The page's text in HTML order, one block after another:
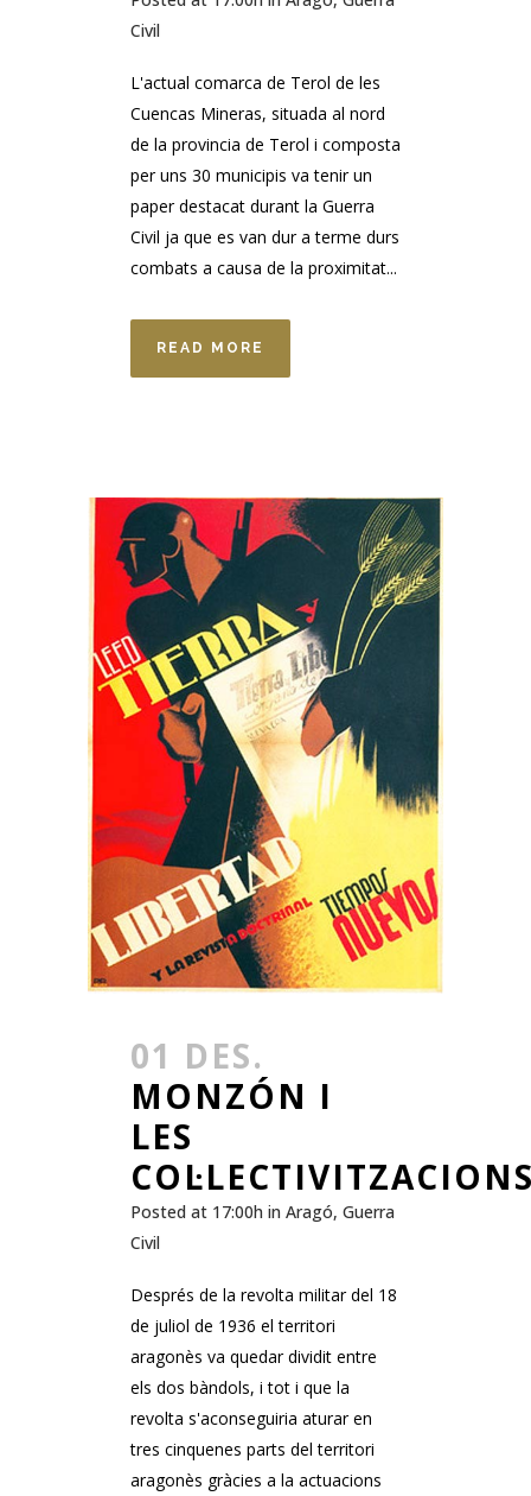
Civil
L'actual comarca de Terol de les
Cuencas Mineras, situada al nord
de la provincia de Terol i composta
per uns 30 municipis va tenir un
paper destacat durant la Guerra
Civil ja que es van dur a terme durs
combats a causa de la proximitat...
READ MORE
01 DES.
MONZÓN I
LES
Posted at 17:00h in Aragó, Guerra
Civil
Després de la revolta militar del 18
de juliol de 1936 el territori
aragonès va quedar dividit entre
els dos bàndols, i tot i que la
revolta s'aconseguiria aturar en
tres cinquenes parts del territori
aragonès gràcies a la actuacions